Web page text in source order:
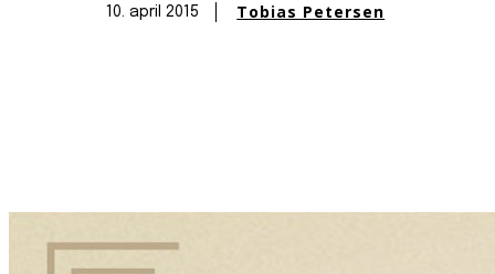
10. april 2015 Tobias Petersen